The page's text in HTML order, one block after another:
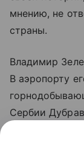
мнению, не
страны.
Владимир
В аэропорту
Сербии